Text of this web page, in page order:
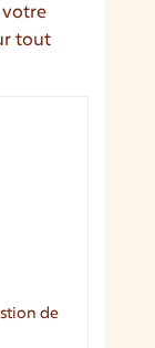
tout
de